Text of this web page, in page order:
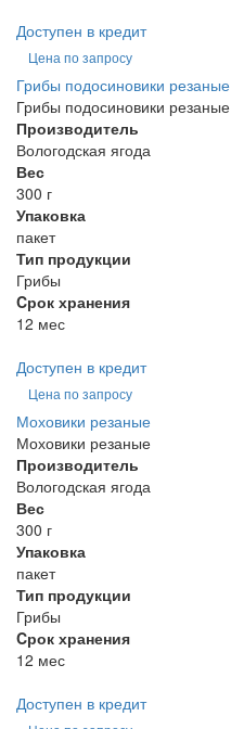
Доступен в кредит
Цена по запросу
Грибы подосиновики резаные
Грибы подосиновики резаные
Производитель
Вологодская ягода
Вес
300 г
Упаковка
пакет
Тип продукции
Грибы
Cрок хранения
12 мес
Доступен в кредит
Цена по запросу
Моховики резаные
Моховики резаные
Производитель
Вологодская ягода
Вес
300 г
Упаковка
пакет
Тип продукции
Грибы
Cрок хранения
12 мес
Доступен в кредит